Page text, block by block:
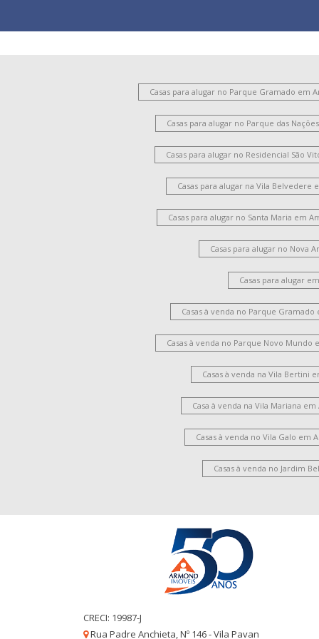
Casas para alugar no Parque Gramado em
Casas para alugar no Parque das
Casas para alugar no Residencial São
Casas para alugar na Vila Belvedere
Casas para alugar no Santa Maria em
Casas para alugar no Nova
Casas para alugar
Casas à venda no Parque Gramado
Casas à venda no Parque Novo Mundo
Casas à venda na Vila Bertini
Casa à venda na Vila Mariana
Casas à venda no Vila Galo em
Casas à venda no Jardim
CRECI: 19987-J
Rua Padre Anchieta, Nº 146 - Vila Pavan